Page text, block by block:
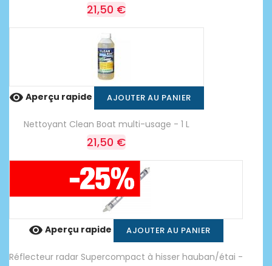
21,50 €
 Aperçu rapide AJOUTER AU PANIER
Nettoyant Clean Boat multi-usage - 1 L
21,50 €
 Aperçu rapide AJOUTER AU PANIER
Réflecteur radar Supercompact à hisser hauban/étai -